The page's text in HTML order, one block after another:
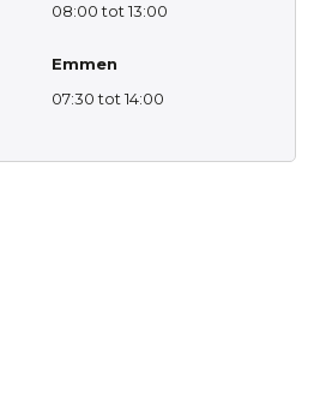
08:00 tot 13:00
Emmen
07:30 tot 14:00